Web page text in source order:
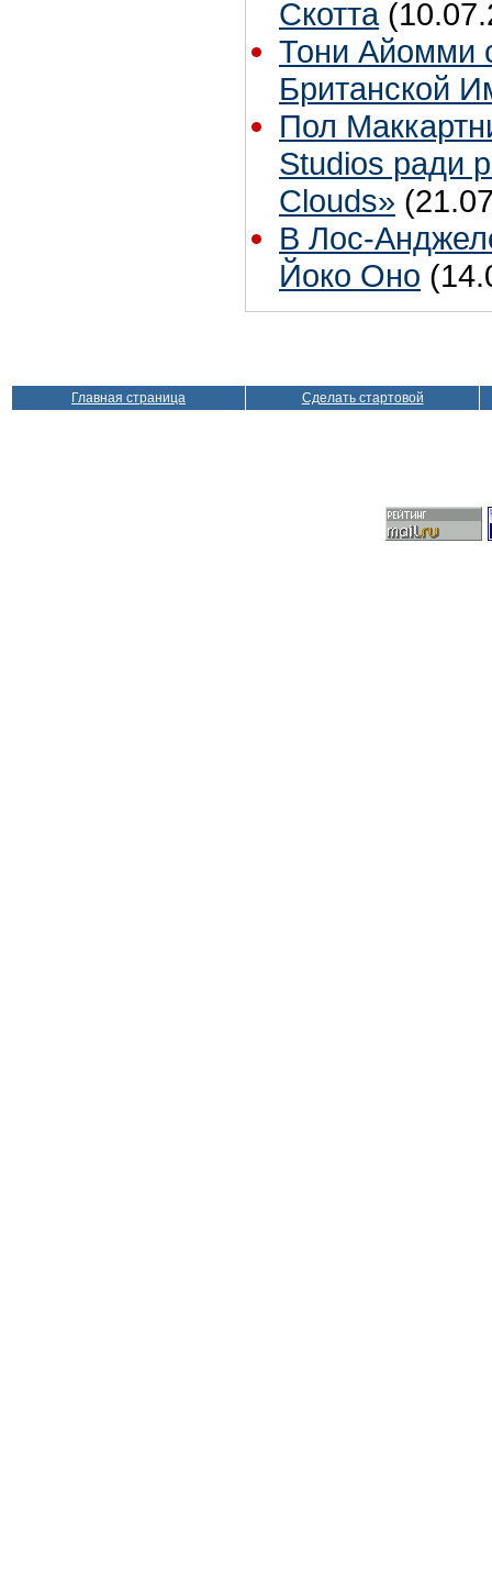
Скотта
Тони Айомми
Британской
Пол
Studios ради
Clouds»
В Лос-
Йоко Оно
Главная страница Сделать стартовой